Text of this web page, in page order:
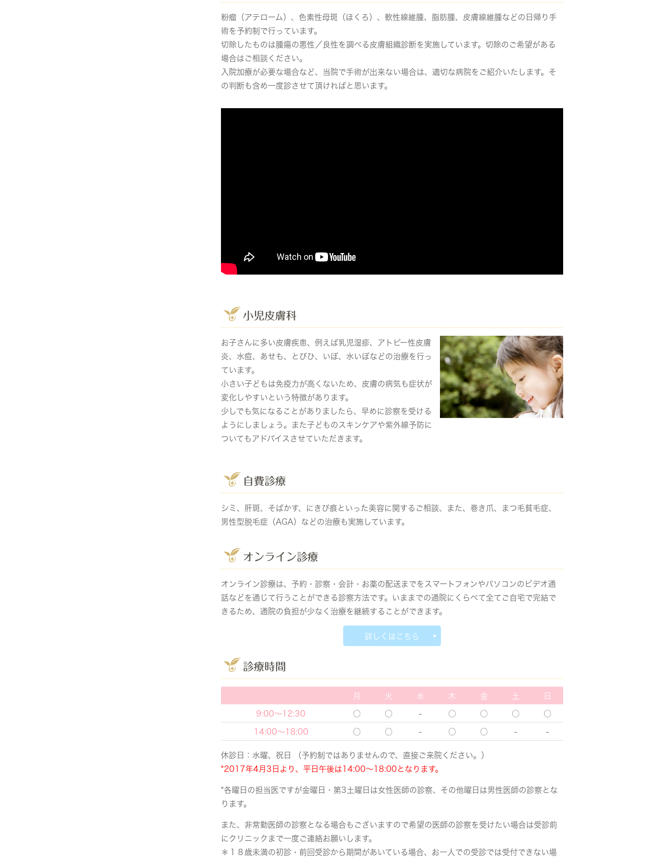
粉瘤（アテローム）、色素性母斑（ほくろ）、軟性線維腫、脂肪腫、皮膚線維腫などの日帰り手
術を予約制で行っています。
切除したものは腫瘍の悪性／良性を調べる皮膚組織診断を実施しています。切除のご希望がある
場合はご相談ください。
入院加療が必要な場合など、当院で手術が出来ない場合は、適切な病院をご紹介いたします。そ
の判断も含め一度診させて頂ければと思います。
小児皮膚科
お子さんに多い皮膚疾患、例えば乳児湿疹、アトピー性皮膚
炎、水痘、あせも、とびひ、いぼ、水いぼなどの治療を行っ
ています。
小さい子どもは免疫力が高くないため、皮膚の病気も症状が
変化しやすいという特徴があります。
少しでも気になることがありましたら、早めに診察を受ける
ようにしましょう。また子どものスキンケアや紫外線予防に
ついてもアドバイスさせていただきます。
自費診療
シミ、肝斑、そばかす、にきび痕といった美容に関するご相談、また、巻き爪、まつ毛貧毛症、
男性型脱毛症（AGA）などの治療も実施しています。
オンライン診療
オンライン診療は、予約・診察・会計・お薬の配送までをスマートフォンやパソコンのビデオ通
話などを通じて行うことができる診察方法です。いままでの通院にくらべて全てご自宅で完結で
きるため、通院の負担が少なく治療を継続することができます。
詳しくはこちら
診療時間
月 火 水 木 金 土 日
9:00～12:30 ○ ○ - ○ ○ ○ ○
14:00～18:00 ○ ○ - ○ ○ - -
休診日：水曜、祝日 （予約制ではありませんので、直接ご来院ください。）
*2017年4月3日より、平日午後は14:00～18:00となります。
*各曜日の担当医ですが金曜日・第3土曜日は女性医師の診察、その他曜日は男性医師の診察とな
ります。
また、非常勤医師の診察となる場合もございますので希望の医師の診察を受けたい場合は受診前
にクリニックまで一度ご連絡お願いします。
＊１８歳未満の初診・前回受診から期間があいている場合、お一人での受診では受付できない場